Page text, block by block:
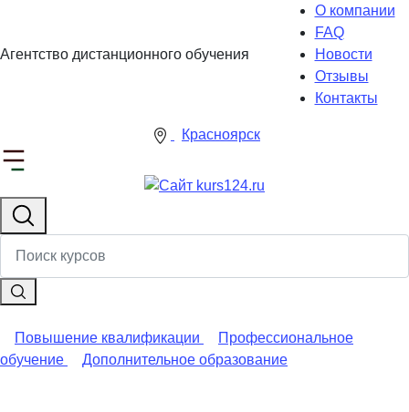
Агентство дистанционного обучения
О компании
FAQ
Новости
Отзывы
Контакты
Красноярск
Повышение квалификации
Профессиональное
обучение
Дополнительное образование